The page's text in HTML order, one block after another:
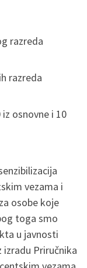
razreda
razreda
osnovne i 10
vezama i
osobe koje
toga smo
u javnosti
Priručnika